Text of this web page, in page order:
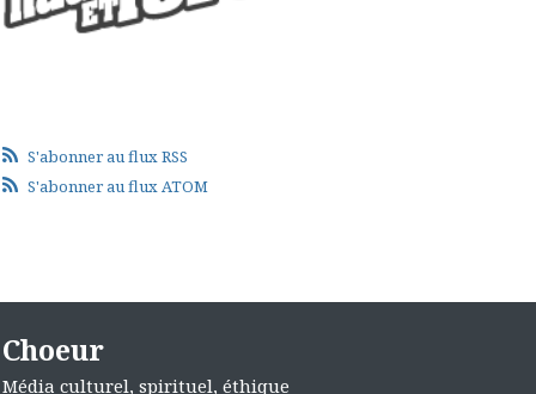
S'abonner au flux RSS
S'abonner au flux ATOM
Choeur
Média culturel, spirituel, éthique